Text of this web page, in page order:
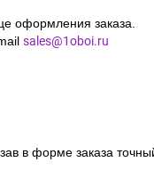
оформления заказа.
sales@1oboi.ru
в форме заказа